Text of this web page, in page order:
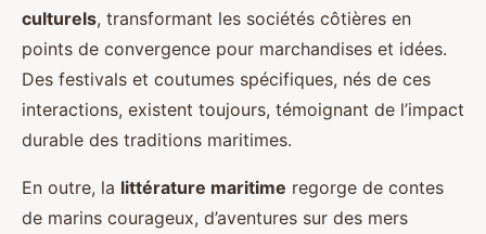
culturels, transformant les sociétés côtières en
points de convergence pour marchandises et idées.
Des festivals et coutumes spécifiques, nés de ces
interactions, existent toujours, témoignant de l’impact
durable des traditions maritimes.
En outre, la littérature maritime regorge de contes
de marins courageux, d’aventures sur des mers